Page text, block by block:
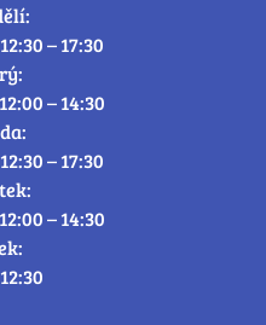
– 17:30
– 14:30
– 17:30
– 14:30